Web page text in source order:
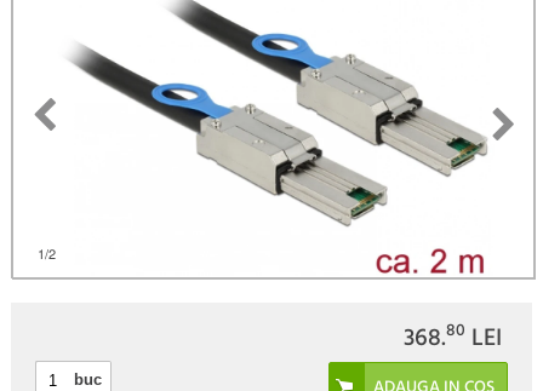
1/2
368.80 LEI
buc